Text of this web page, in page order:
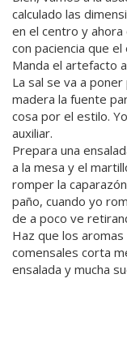
calculado las
en el centro y ahora
con paciencia que
Manda el artefacto
La sal se va a
madera la fuente
cosa por el estilo.
auxiliar.
Prepara una
a la mesa y el
romper la
paño, cuando yo
de a poco ve
Haz que los
comensales corta
ensalada y mucha